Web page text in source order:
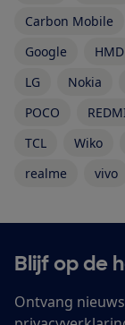
Carbon Mobile
Google
HMD
LG
Nokia
POCO
TCL
Wiko
realme
vivo
Blijf op de
Ontvang